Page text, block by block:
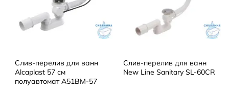
Слив-перелив для ванн
Alcaplast 57 см
полуавтомат A51BM-57
Слив-перелив для ванн
New Line Sanitary SL-60CR